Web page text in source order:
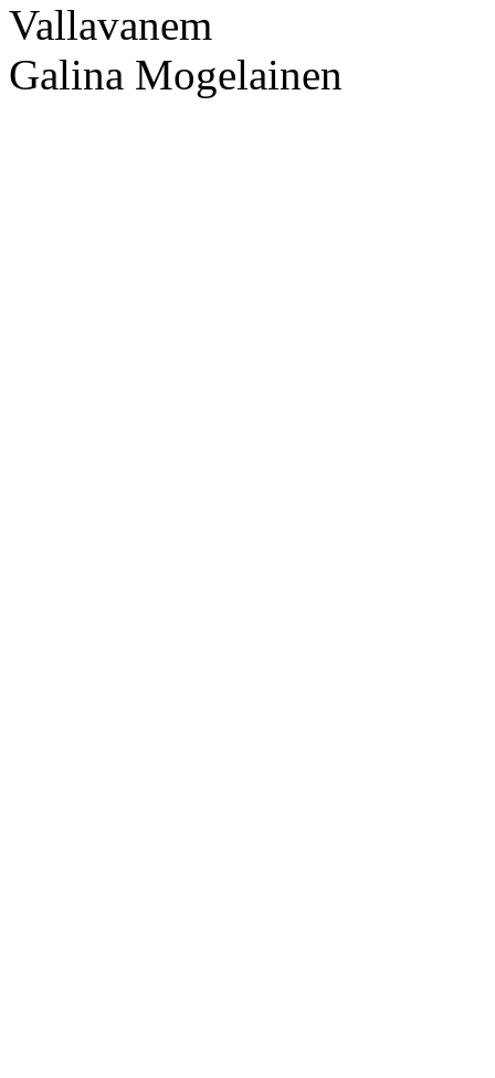
Vallavanem
Galina Mogelainen